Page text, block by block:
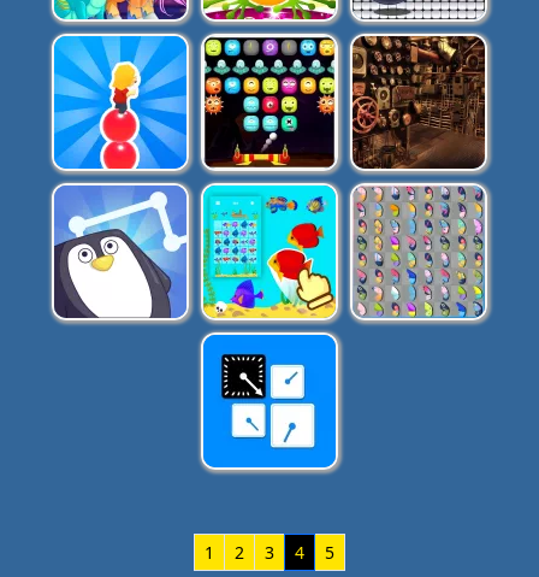
1 2 3 4 5